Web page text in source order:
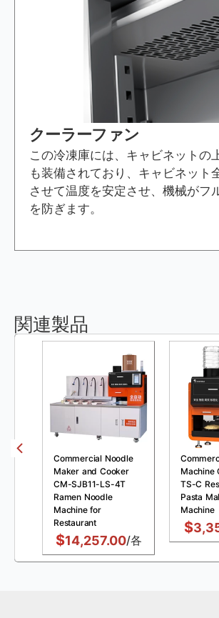
クーラーファン
この冷凍庫には、キャビネットの
も装備されており、キャビネット
させて温度を安定させ、機械がフ
を防ぎます。
関連製品
Commercial Noodle
Maker and Cooker
CM-SJB11-LS-4T
Ramen Noodle
Machine for
Restaurant
$14,257.00/各
Machine
TS-C
Pasta
Machine
$